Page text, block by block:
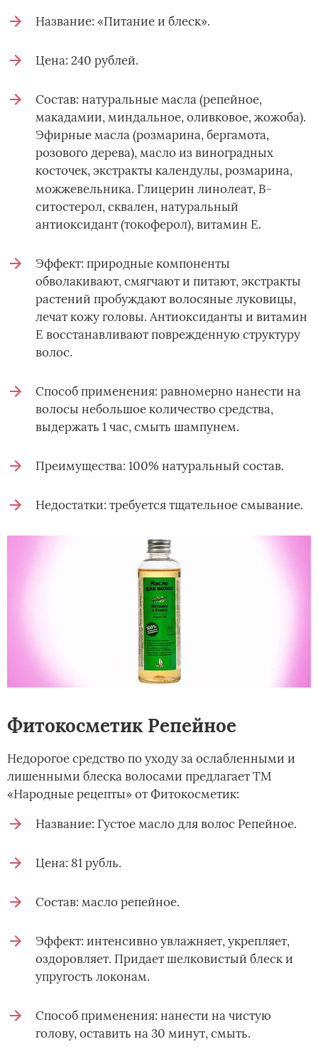
Название: «Питание и блеск».
Цена: 240 рублей.
Состав: натуральные масла (репейное,
макадамии, миндальное, оливковое, жожоба).
Эфирные масла (розмарина, бергамота,
розового дерева), масло из виноградных
косточек, экстракты календулы, розмарина,
можжевельника. Глицерин линолеат,B-
ситостерол, сквален, натуральный
антиоксидант (токоферол), витамин Е.
Эффект: природные компоненты
обволакивают, смягчают и питают, экстракты
растений пробуждают волосяные луковицы,
лечат кожу головы. Антиоксиданты и витамин
Е восстанавливают поврежденную структуру
волос.
Способ применения: равномерно нанести на
волосы небольшое количество средства,
выдержать 1 час, смыть шампунем.
Преимущества: 100% натуральный состав.
Недостатки: требуется тщательное смывание.
Фитокосметик Репейное
Недорогое средство по уходу за ослабленными и
лишенными блеска волосами предлагает ТМ
«Народные рецепты» от Фитокосметик:
Название: Густое масло для волос Репейное.
Цена: 81 рубль.
Состав: масло репейное.
Эффект: интенсивно увлажняет, укрепляет,
оздоровляет. Придает шелковистый блеск и
упругость локонам.
Способ применения: нанести на чистую
голову, оставить на 30 минут, смыть.